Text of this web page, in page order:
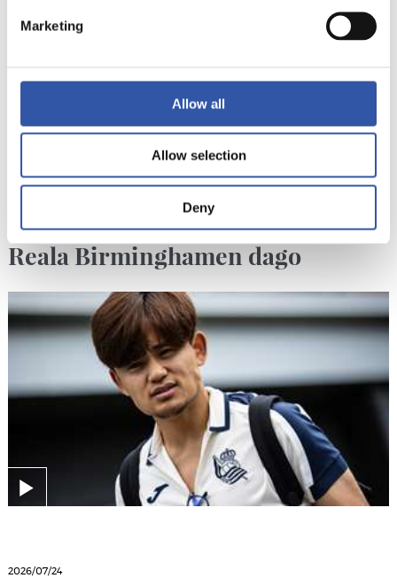
Marketing
Allow all
Allow selection
Deny
BIDEOAK
Reala Birminghamen dago
2026/07/24